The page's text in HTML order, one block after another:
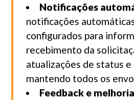
Notificações
notificações
configurados para
recebimento da
atualizações de status e
mantendo todos os
Feedback e